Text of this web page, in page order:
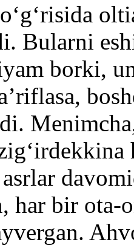
Bularni
borki,
har bir ota-